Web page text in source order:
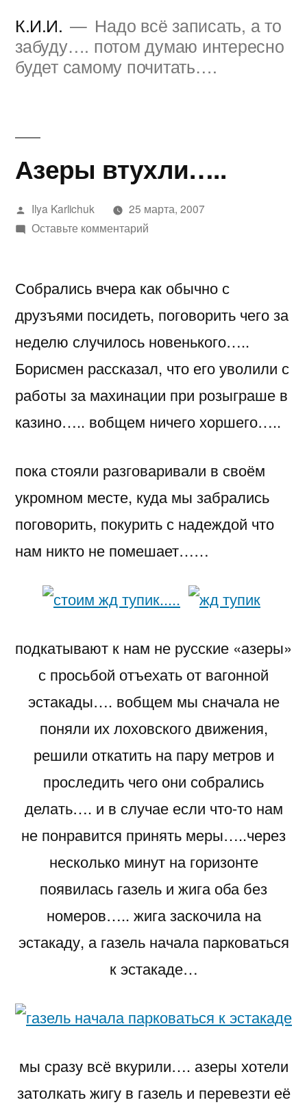
содержимому
К.И.И.
Надо всё записать, а то
забуду…. потом думаю интересно
будет самому почитать….
Азеры втухли…..
Написано
автором
Ilya Karlichuk
25 марта, 2007
Оставьте комментарийк
Собрались вчера как обычно с
друзъями посидеть, поговорить чего за
неделю случилось новенького…..
Борисмен рассказал, что его уволили с
работы за махинации при розыграше в
казино….. вобщем ничего хоршего…..
пока стояли разговаривали в своём
укромном месте, куда мы забрались
поговорить, покурить с надеждой что
нам никто не помешает……
подкатывают к нам не русские «азеры»
с просьбой отъехать от вагонной
эстакады…. вобщем мы сначала не
поняли их лоховского движения,
решили откатить на пару метров и
проследить чего они собрались
делать…. и в случае если что-то нам
не понравится принять меры…..через
несколько минут на горизонте
появилась газель и жига оба без
номеров….. жига заскочила на
эстакаду, а газель начала парковаться
к эстакаде…
мы сразу всё вкурили…. азеры хотели
затолкать жигу в газель и перевезти её